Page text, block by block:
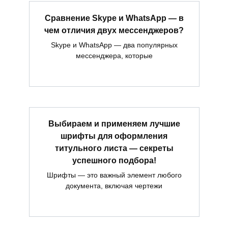
Сравнение Skype и WhatsApp — в
чем отличия двух мессенджеров?
Skype и WhatsApp — два популярных
мессенджера, которые
Выбираем и применяем лучшие
шрифты для оформления
титульного листа — секреты
успешного подбора!
Шрифты — это важный элемент любого
документа, включая чертежи